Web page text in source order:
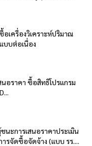
เครื่องวิเคราะห์ปริมาณ
บบต่อเนื่อง
อราคา ซื้อสิทธิโปรแกรม
นะการเสนอราคาประเมิน
รจัดซื้อจัดจ้าง (แบบ รร....